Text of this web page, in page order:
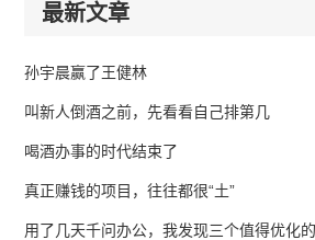
最新文章
孙宇晨赢了王健林
叫新人倒酒之前，先看看自己排第几
喝酒办事的时代结束了
真正赚钱的项目，往往都很“土”
用了几天千问办公，我发现三个值得优化